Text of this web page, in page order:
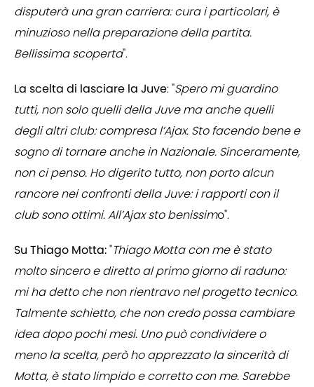
disputerà una gran carriera: cura i particolari, è
minuzioso nella preparazione della partita.
Bellissima scoperta".
La scelta di lasciare la Juve: "Spero mi guardino
tutti, non solo quelli della Juve ma anche quelli
degli altri club: compresa l’Ajax. Sto facendo bene e
sogno di tornare anche in Nazionale. Sinceramente,
non ci penso. Ho digerito tutto, non porto alcun
rancore nei confronti della Juve: i rapporti con il
club sono ottimi. All’Ajax sto benissimo".
Su Thiago Motta:"Thiago Motta con me è stato
molto sincero e diretto al primo giorno di raduno:
mi ha detto che non rientravo nel progetto tecnico.
Talmente schietto, che non credo possa cambiare
idea dopo pochi mesi. Uno può condividere o
meno la scelta, però ho apprezzato la sincerità di
Motta, è stato limpido e corretto con me. Sarebbe